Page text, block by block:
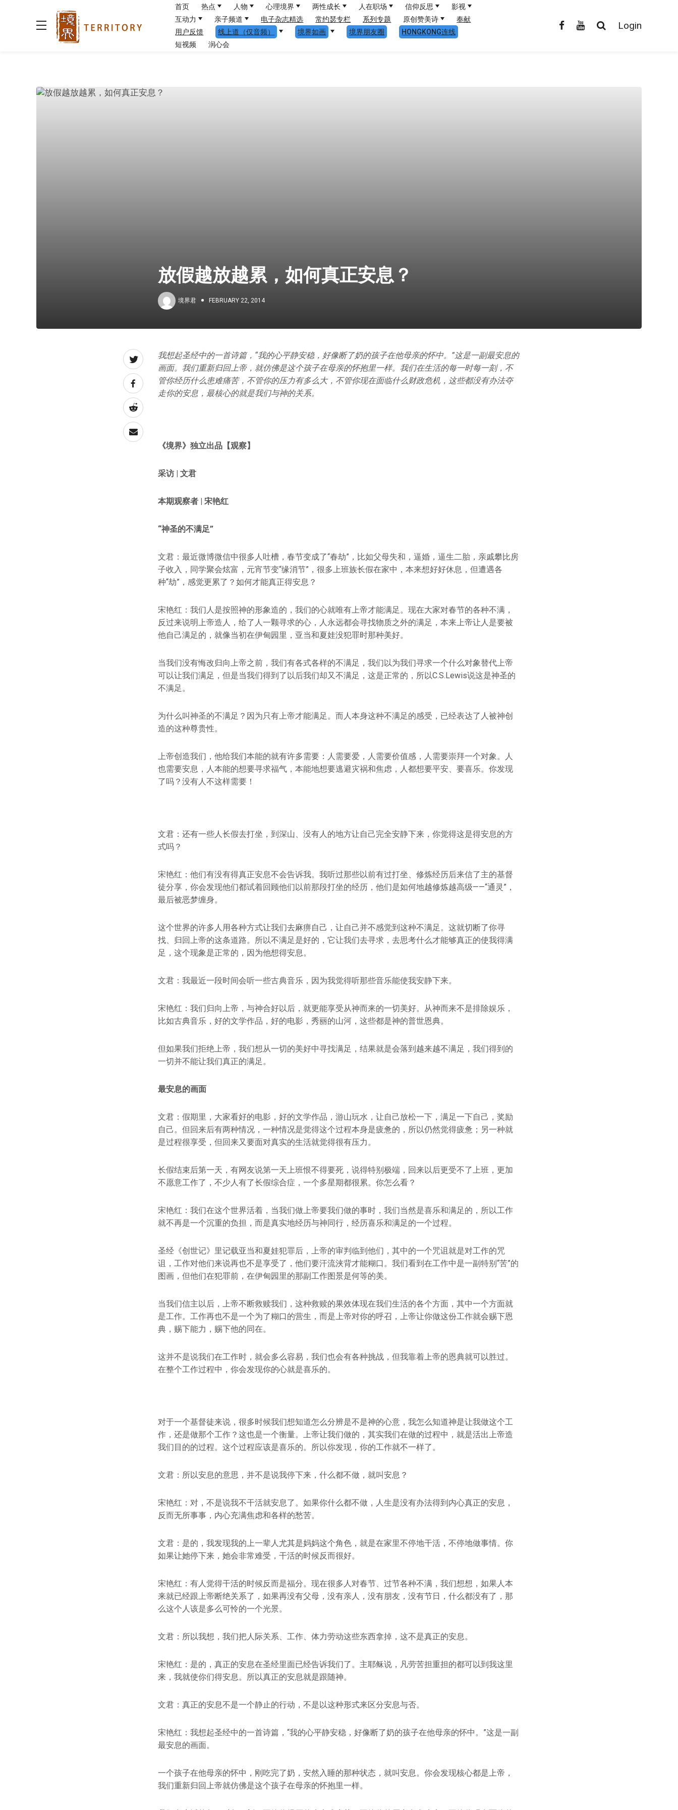
首页 热点 人物 心理境界 两性成长 人在职场 信仰反思
影视
互动力
亲子频道 电子杂志精选 常约瑟专栏 系列专题 原创赞美诗
奉献
用户反馈
线上道（仅音频） 境界如画 境界朋友圈
HONGKONG连线
短视频
润心会
Login
放假越放越累，如何真正安息？
境界君 FEBRUARY 22, 2014
我想起圣经中的一首诗篇，“我的心平静安稳，好像断了奶的孩子在他母亲的怀中。”这是一副最安息的
画面。我们重新归回上帝，就仿佛是这个孩子在母亲的怀抱里一样。我们在生活的每一时每一刻，不
管你经历什么患难痛苦，不管你的压力有多么大，不管你现在面临什么财政危机，这些都没有办法夺
走你的安息，最核心的就是我们与神的关系。
《境界》独立出品【观察】
采访 | 文君
本期观察者 | 宋艳红
“神圣的不满足”
文君：最近微博微信中很多人吐槽，春节变成了“春劫”，比如父母失和，逼婚，逼生二胎，亲戚攀比房
子收入，同学聚会炫富，元宵节变“缘消节”，很多上班族长假在家中，本来想好好休息，但遭遇各
种“劫”，感觉更累了？如何才能真正得安息？
宋艳红：我们人是按照神的形象造的，我们的心就唯有上帝才能满足。现在大家对春节的各种不满，
反过来说明上帝造人，给了人一颗寻求的心，人永远都会寻找物质之外的满足，本来上帝让人是要被
他自己满足的，就像当初在伊甸园里，亚当和夏娃没犯罪时那种美好。
当我们没有悔改归向上帝之前，我们有各式各样的不满足，我们以为我们寻求一个什么对象替代上帝
可以让我们满足，但是当我们得到了以后我们却又不满足，这是正常的，所以C.S.Lewis说这是神圣的
不满足。
为什么叫神圣的不满足？因为只有上帝才能满足。而人本身这种不满足的感受，已经表达了人被神创
造的这种尊贵性。
上帝创造我们，他给我们本能的就有许多需要：人需要爱，人需要价值感，人需要崇拜一个对象。人
也需要安息，人本能的想要寻求福气，本能地想要逃避灾祸和焦虑，人都想要平安、要喜乐。你发现
了吗？没有人不这样需要！
文君：还有一些人长假去打坐，到深山、没有人的地方让自己完全安静下来，你觉得这是得安息的方
式吗？
宋艳红：他们有没有得真正安息不会告诉我。我听过那些以前有过打坐、修炼经历后来信了主的基督
徒分享，你会发现他们都试着回顾他们以前那段打坐的经历，他们是如何地越修炼越高级——“通灵”，
最后被恶梦缠身。
这个世界的许多人用各种方式让我们去麻痹自己，让自己并不感觉到这种不满足。这就切断了你寻
找、归回上帝的这条道路。所以不满足是好的，它让我们去寻求，去思考什么才能够真正的使我得满
足，这个现象是正常的，因为他想得安息。
文君：我最近一段时间会听一些古典音乐，因为我觉得听那些音乐能使我安静下来。
宋艳红：我们归向上帝，与神合好以后，就更能享受从神而来的一切美好。从神而来不是排除娱乐，
比如古典音乐，好的文学作品，好的电影，秀丽的山河，这些都是神的普世恩典。
但如果我们拒绝上帝，我们想从一切的美好中寻找满足，结果就是会落到越来越不满足，我们得到的
一切并不能让我们真正的满足。
最安息的画面
文君：假期里，大家看好的电影，好的文学作品，游山玩水，让自己放松一下，满足一下自己，奖励
自己。但回来后有两种情况，一种情况是觉得这个过程本身是疲惫的，所以仍然觉得疲惫；另一种就
是过程很享受，但回来又要面对真实的生活就觉得很有压力。
长假结束后第一天，有网友说第一天上班恨不得要死，说得特别极端，回来以后更受不了上班，更加
不愿意工作了，不少人有了长假综合症，一个多星期都很累。你怎么看？
宋艳红：我们在这个世界活着，当我们做上帝要我们做的事时，我们当然是喜乐和满足的，所以工作
就不再是一个沉重的负担，而是真实地经历与神同行，经历喜乐和满足的一个过程。
圣经《创世记》里记载亚当和夏娃犯罪后，上帝的审判临到他们，其中的一个咒诅就是对工作的咒
诅，工作对他们来说再也不是享受了，他们要汗流浃背才能糊口。我们看到在工作中是一副特别“苦”的
图画，但他们在犯罪前，在伊甸园里的那副工作图景是何等的美。
当我们信主以后，上帝不断救赎我们，这种救赎的果效体现在我们生活的各个方面，其中一个方面就
是工作。工作再也不是一个为了糊口的营生，而是上帝对你的呼召，上帝让你做这份工作就会赐下恩
典，赐下能力，赐下他的同在。
这并不是说我们在工作时，就会多么容易，我们也会有各种挑战，但我靠着上帝的恩典就可以胜过。
在整个工作过程中，你会发现你的心就是喜乐的。
对于一个基督徒来说，很多时候我们想知道怎么分辨是不是神的心意，我怎么知道神是让我做这个工
作，还是做那个工作？这也是一个衡量。上帝让我们做的，其实我们在做的过程中，就是活出上帝造
我们目的的过程。这个过程应该是喜乐的。所以你发现，你的工作就不一样了。
文君：所以安息的意思，并不是说我停下来，什么都不做，就叫安息？
宋艳红：对，不是说我不干活就安息了。如果你什么都不做，人生是没有办法得到内心真正的安息，
反而无所事事，内心充满焦虑和各样的愁苦。
文君：是的，我发现我的上一辈人尤其是妈妈这个角色，就是在家里不停地干活，不停地做事情。你
如果让她停下来，她会非常难受，干活的时候反而很好。
宋艳红：有人觉得干活的时候反而是福分。现在很多人对春节、过节各种不满，我们想想，如果人本
来就已经跟上帝断绝关系了，如果再没有父母，没有亲人，没有朋友，没有节日，什么都没有了，那
么这个人该是多么可怜的一个光景。
文君：所以我想，我们把人际关系、工作、体力劳动这些东西拿掉，这不是真正的安息。
宋艳红：是的，真正的安息在圣经里面已经告诉我们了。主耶稣说，凡劳苦担重担的都可以到我这里
来，我就使你们得安息。所以真正的安息就是跟随神。
文君：真正的安息不是一个静止的行动，不是以这种形式来区分安息与否。
宋艳红：我想起圣经中的一首诗篇，“我的心平静安稳，好像断了奶的孩子在他母亲的怀中。”这是一副
最安息的画面。
一个孩子在他母亲的怀中，刚吃完了奶，安然入睡的那种状态，就叫安息。你会发现核心都是上帝，
我们重新归回上帝就仿佛是这个孩子在母亲的怀抱里一样。